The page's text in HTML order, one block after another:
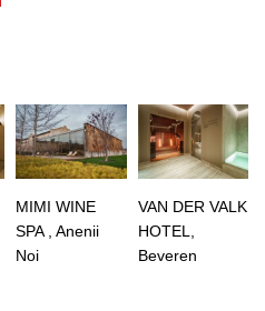
MIMI WINE
SPA , Anenii
Noi
VAN DER VALK
HOTEL,
Beveren